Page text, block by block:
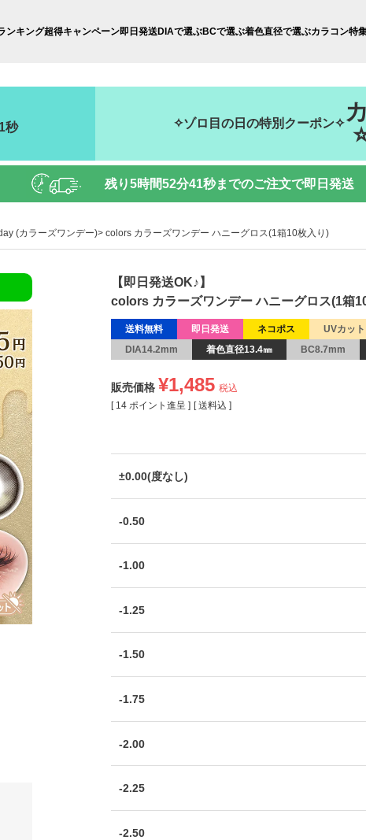
ンキング超得キャンペーン即日発送DIAで選ぶBCで選ぶ着色直径で選ぶカラコン特
秒 ✧ゾロ目の日の特別クーポン✧
残り5時間52分39秒までのご注文で即日発送
(カラーズワンデー) colors カラーズワンデー ハニーグロス(1箱10枚入り)
【即日発送OK♪】
colors カラーズワンデー ハニーグロス(1箱
送料無料 即日発送 ネコポス
UVカット
DIA14.2mm
着色直径13.4㎜ BC8.7mm
販売価格 ¥1,485 税込
[ 14 ポイント進呈 ] 送料込
±0.00(度なし)
-0.50
-1.00
-1.25
-1.50
-1.75
-2.00
-2.25
-2.50